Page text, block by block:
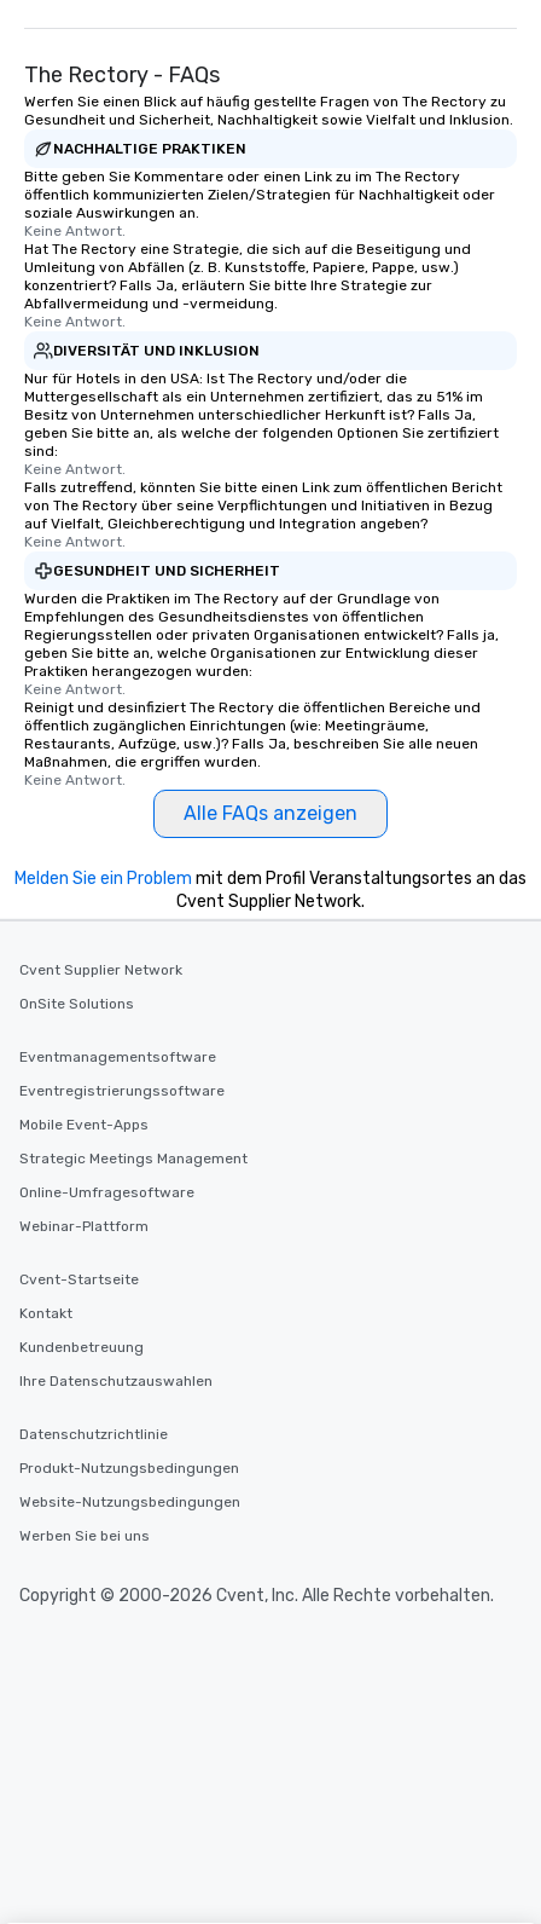
The Rectory - FAQs
Werfen Sie einen Blick auf häufig gestellte Fragen von The Rectory zu
Gesundheit und Sicherheit, Nachhaltigkeit sowie Vielfalt und Inklusion.
NACHHALTIGE PRAKTIKEN
Bitte geben Sie Kommentare oder einen Link zu im The Rectory
öffentlich kommunizierten Zielen/Strategien für Nachhaltigkeit oder
soziale Auswirkungen an.
Keine Antwort.
Hat The Rectory eine Strategie, die sich auf die Beseitigung und
Umleitung von Abfällen (z. B. Kunststoffe, Papiere, Pappe, usw.)
konzentriert? Falls Ja, erläutern Sie bitte Ihre Strategie zur
Abfallvermeidung und -vermeidung.
Keine Antwort.
DIVERSITÄT UND INKLUSION
Nur für Hotels in den USA: Ist The Rectory und/oder die
Muttergesellschaft als ein Unternehmen zertifiziert, das zu 51% im
Besitz von Unternehmen unterschiedlicher Herkunft ist? Falls Ja,
geben Sie bitte an, als welche der folgenden Optionen Sie zertifiziert
sind:
Keine Antwort.
Falls zutreffend, könnten Sie bitte einen Link zum öffentlichen Bericht
von The Rectory über seine Verpflichtungen und Initiativen in Bezug
auf Vielfalt, Gleichberechtigung und Integration angeben?
Keine Antwort.
GESUNDHEIT UND SICHERHEIT
Wurden die Praktiken im The Rectory auf der Grundlage von
Empfehlungen des Gesundheitsdienstes von öffentlichen
Regierungsstellen oder privaten Organisationen entwickelt? Falls ja,
geben Sie bitte an, welche Organisationen zur Entwicklung dieser
Praktiken herangezogen wurden:
Keine Antwort.
Reinigt und desinfiziert The Rectory die öffentlichen Bereiche und
öffentlich zugänglichen Einrichtungen (wie: Meetingräume,
Restaurants, Aufzüge, usw.)? Falls Ja, beschreiben Sie alle neuen
Maßnahmen, die ergriffen wurden.
Keine Antwort.
Alle FAQs anzeigen
Melden Sie ein Problem mit dem Profil Veranstaltungsortes an das
Cvent Supplier Network.
Cvent Supplier Network
OnSite Solutions
Eventmanagementsoftware
Eventregistrierungssoftware
Mobile Event-Apps
Strategic Meetings Management
Online-Umfragesoftware
Webinar-Plattform
Cvent-Startseite
Kontakt
Kundenbetreuung
Ihre Datenschutzauswahlen
Datenschutzrichtlinie
Produkt-Nutzungsbedingungen
Website-Nutzungsbedingungen
Werben Sie bei uns
Copyright © 2000-2026 Cvent, Inc. Alle Rechte vorbehalten.